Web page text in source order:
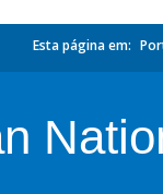
Esta página em: